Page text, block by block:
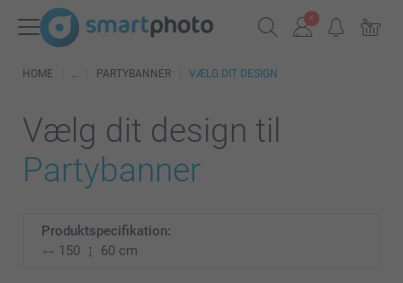
HOME PARTYBANNER VÆLG DIT DESIGN
Vælg dit design til
Partybanner
Produktspecifikation:
150
60 cm